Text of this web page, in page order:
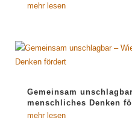
mehr lesen
Gemeinsam
menschliches Denken
mehr lesen